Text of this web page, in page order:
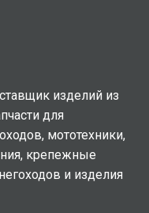
изделий из
для
мототехники,
крепежные
и изделия